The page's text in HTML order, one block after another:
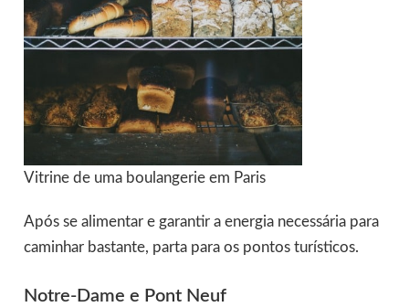
Vitrine de uma boulangerie em Paris
Após se alimentar e garantir a energia necessária para
caminhar bastante, parta para os pontos turísticos.
Notre-Dame e Pont Neuf